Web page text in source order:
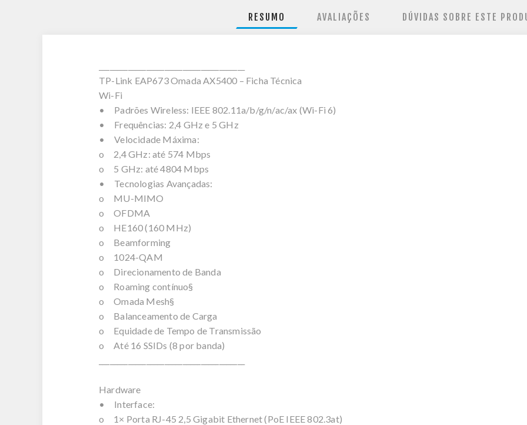
RESUMO AVALIAÇÕES DÚVIDAS SOBRE ESTE
TP-Link EAP673 Omada AX5400 – Ficha Técnica
Wi-Fi
• Padrões Wireless: IEEE 802.11a/b/g/n/ac/ax (Wi-Fi 6)
• Frequências: 2,4 GHz e 5 GHz
• Velocidade Máxima:
o 2,4 GHz: até 574 Mbps
o 5 GHz: até 4804 Mbps
• Tecnologias Avançadas:
o MU-MIMO
o OFDMA
o HE160 (160 MHz)
o Beamforming
o 1024-QAM
o Direcionamento de Banda
o Roaming contínuo§
o Omada Mesh§
o Balanceamento de Carga
o Equidade de Tempo de Transmissão
o Até 16 SSIDs (8 por banda)
Hardware
• Interface:
o 1× Porta RJ-45 2,5 Gigabit Ethernet (PoE IEEE 802.3at)